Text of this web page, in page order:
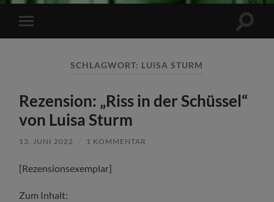
Mobile-
Menü
SCHLAGWORT: LUISA STURM
Rezension: „Riss in der Schüssel“
von Luisa Sturm
13. JUNI 2022 1 KOMMENTAR
[Rezensionsexemplar]
Zum Inhalt: